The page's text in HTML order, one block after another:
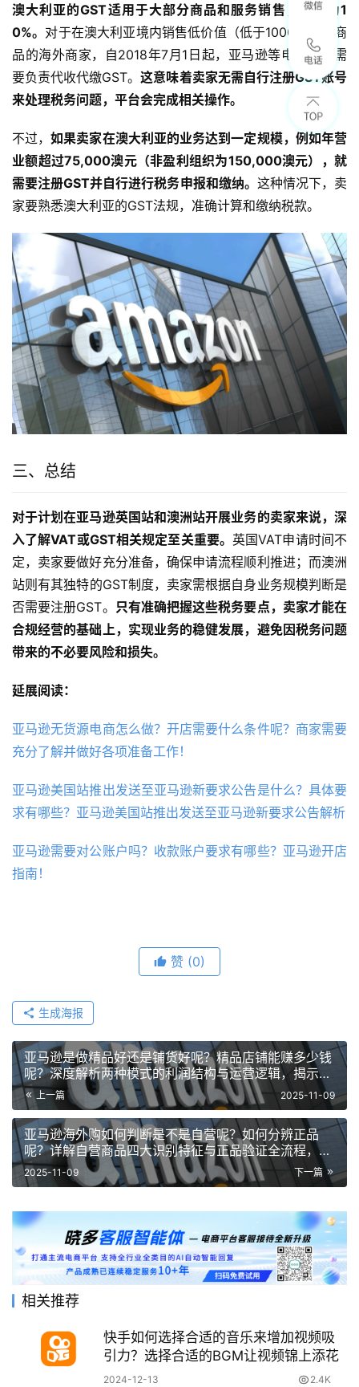
澳大利亚的GST适用于大部分商品和服务销售，税率为1
0%。 对于在澳大利亚境内销售低价值（低于1000澳元）商
品的海外商家，自2018年7月1日起，亚马逊等电商平台需
要负责代收代缴GST。这意味着卖家无需自行注册GST账号
来处理税务问题，平台会完成相关操作。
不过，如果卖家在澳大利亚的业务达到一定规模，例如年营
业额超过75,000澳元（非盈利组织为150,000澳元），就
需要注册GST并自行进行税务申报和缴纳。 这种情况下，卖
家要熟悉澳大利亚的GST法规，准确计算和缴纳税款。
三、总结
对于计划在亚马逊英国站和澳洲站开展业务的卖家来说，深
入了解VAT或GST相关规定至关重要。 英国VAT申请时间不
定，卖家要做好充分准备，确保申请流程顺利推进；而澳洲
站则有其独特的GST制度，卖家需根据自身业务规模判断是
否需要注册GST。 只有准确把握这些税务要点，卖家才能在
合规经营的基础上，实现业务的稳健发展，避免因税务问题
带来的不必要风险和损失。
延展阅读：
亚马逊无货源电商怎么做？开店需要什么条件呢？商家需要
充分了解并做好各项准备工作！
亚马逊美国站推出发送至亚马逊新要求公告是什么？具体要
求有哪些？亚马逊美国站推出发送至亚马逊新要求公告解析
亚马逊需要对公账户吗？收款账户要求有哪些？亚马逊开店
指南！
赞 (0)
生成海报
亚马逊是做精品好还是铺货好呢？精品店铺能赚多少钱
呢？深度解析两种模式的利润结构与运营逻辑，揭示精
品店铺利润率的关键要素！
上一篇 2025-11-09
亚马逊海外购如何判断是不是自营呢？如何分辨正品
呢？详解自营商品四大识别特征与正品验证全流程，从
页面标识到防伪查询的完整指南！
下一篇
2025-11-09
相关推荐
快手如何选择合适的音乐来增加视频吸
引力？选择合适的BGM让视频锦上添花
2024-12-13 2.4K